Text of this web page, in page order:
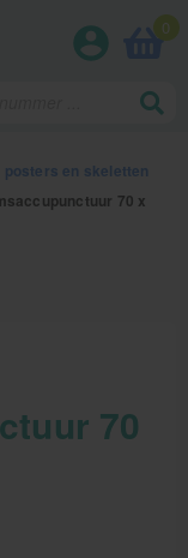
0
posters en skeletten
70 x
70